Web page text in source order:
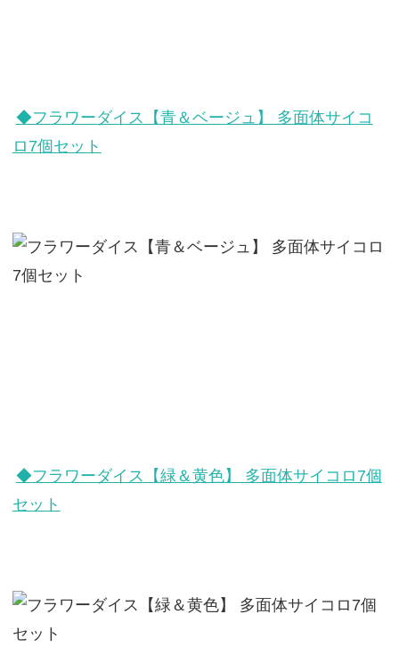
◆フラワーダイス【青＆ベージュ】 多面体サイコ
ロ7個セット
◆フラワーダイス【緑＆黄色】 多面体サイコロ7個
セット